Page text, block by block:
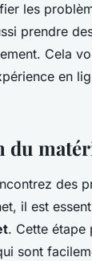
les
prendre
Cela
en
du
des
il est
. Cette étape
sont